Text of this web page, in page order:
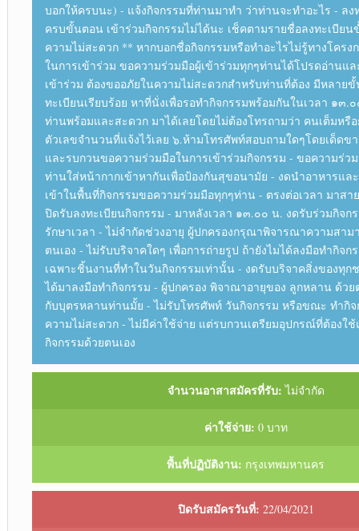
บอกให้ครบนะ) - แจ้งกิจกรรมที่ท่านมาทำ ว่าท่านจะทำอะไร - ลง
ครบขั้นตอน เข้าร่วมกิจกรรมไม่ได้นะ เช็คตามรายชื่อลงทะเบีย
ความไม่สะดวก ** หากบอกชื่อกิจกรรมหรือทำอะไรไม่รู้ทางโคร
ในการเข้าร่วม ขอความร่วมมือผู้เข้าร่วมทุกๆท่านได้โปรดอ่านแ
เข้าร่วม ต้องขออภัยในความไม่สะดวกสำหรับท่านที่ต้อง มีหลาย
ทะเบียนเรียบร้อย หาที่นั่งเพื่อรอทำกิจกรรมพร้อมกันในเวลา ๑๓.
ท่านพร้อมและสะดวก มาได้เลยโดยไม่ต้องโทรถามว่า คนเต็มหรือ
ตัวเลขจำนวนที่แจ้งไว้เลย ๖.ห้ามโทรศัพท์สอบถามใดๆโดยเด็ดข
และรบกวนขอความร่วมมือในการเข้าร่วมกิจกรรม - ขอความร่ว
ท่านใส่หน้ากากเข้าหากันเพื่อป้องกันสุขอนามัย - งดนำอาหารแล
เข้าในพื้นที่กิจกรรมขอความร่วมมือทุกๆท่าน - ตรงต่อเวลา มาสา
ปิดรับลงทะเบียนกิจกรรม - มาหลังเวลา ๑๓.๐๐ น. งดรับร่วมกิจก
รักษาเวลา - ไม่จำกัดช่วงอายุ ผู้ปกครองกรุณาพิจารณาความสา
ตนเอง - ไม่รับบริจาคใดๆ เพื่อการถ่ายรูป ถ้ายังไมได้ลงมือทำกิจก
เฉพาะชิ้นงานที่ทำในวันกิจกรรมเท่านั้น - งดรับบริจาคสิ่งของทุก
ได้มาลงมือทำกิจกรรม - ผู้ปกครอง พิจาณาอายุของ ลูกหลาน ด้วย
กับบุตรหลานท่านมั้ย - ไม่รับโทรศัพท์ วันกิจกรรม หรือขณะ ทำกิ
ความไม่สะดวก - ไม่มีค่าใช้จ่าย แต่รบกวนเตรียมอุปกรณ์ที่ต้องใช้
กิจกรรมด้วยตนเอง
จำนวนอาสาสมัครที่รับ: ไม่จำกัด
ค่าใช้จ่าย: 0 บาท
พื้นที่ปฏิบัติงาน: กรุงเทพมหานคร
ปิดรับสมัครวันที่: 22/04/2021